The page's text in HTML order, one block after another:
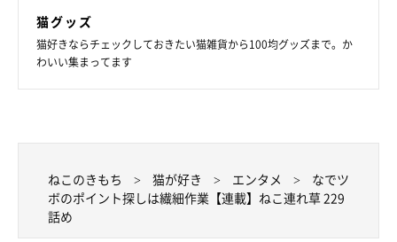
猫グッズ
猫好きならチェックしておきたい猫雑貨から100均グッズまで。か
わいい集まってます
ねこのきもち 猫が好き エンタメ
なでツ
ボのポイント探しは繊細作業【連載】ねこ連れ草 229
話め